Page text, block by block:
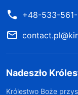
+48-533-
Nadeszło
Królestwo Boże